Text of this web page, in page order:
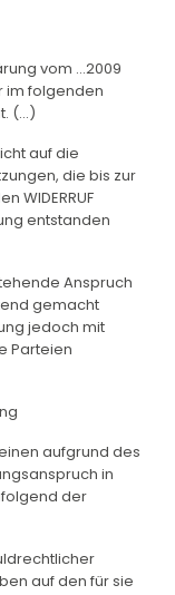
vom ...2009
im folgenden
(...)
auf die
die bis zur
WIDERRUF
entstanden
Anspruch
gemacht
jedoch mit
Parteien
aufgrund des
in
der
auf den für sie